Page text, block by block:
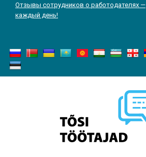
Отзывы сотрудников о работодателях —
каждый день!